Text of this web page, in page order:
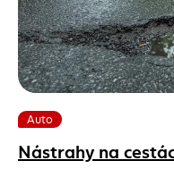
Auto
Nástrahy na